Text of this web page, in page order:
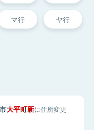
マ行 ヤ行
大平町新に住所変更